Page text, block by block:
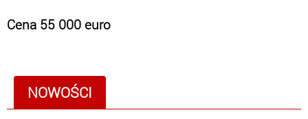
Cena 55 000 euro
NOWOŚCI